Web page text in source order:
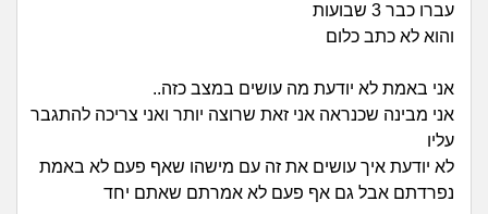
לימודים וסטודנטים
חברים ואנשים
עברו כבר 3 שבועות
והוא לא כתב כלום
אני באמת לא יודעת מה עושים במצב כזה..
אני מבינה שכנראה אני זאת שרוצה יותר ואני צריכה להתגבר
עליו
לא יודעת איך עושים את זה עם מישהו שאף פעם לא באמת
נפרדתם אבל גם אף פעם לא אמרתם שאתם יחד